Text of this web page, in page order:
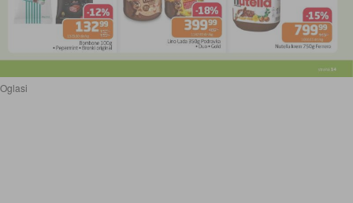
Oglasi